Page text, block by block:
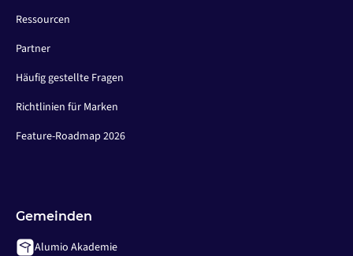
Ressourcen
Partner
Häufig gestellte Fragen
Richtlinien für Marken
Feature-Roadmap 2026
Gemeinden
Alumio Akademie